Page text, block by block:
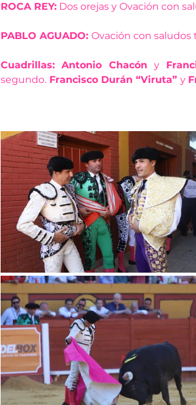
ROCA REY: Dos orejas y Ovación con
PABLO AGUADO: Ovación con saludos
Cuadrillas: Antonio Chacón y
segundo. Francisco Durán “Viruta” y